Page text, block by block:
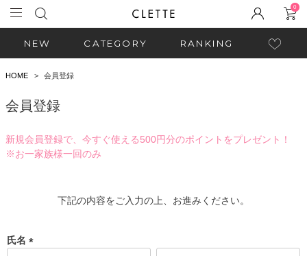
0
NEW CATEGORY RANKING
HOME 会員登録
会員登録
新規会員登録で、今すぐ使える500円分のポイントをプレゼント！
※お一家族様一回のみ
下記の内容をご入力の上、お進みください。
氏名